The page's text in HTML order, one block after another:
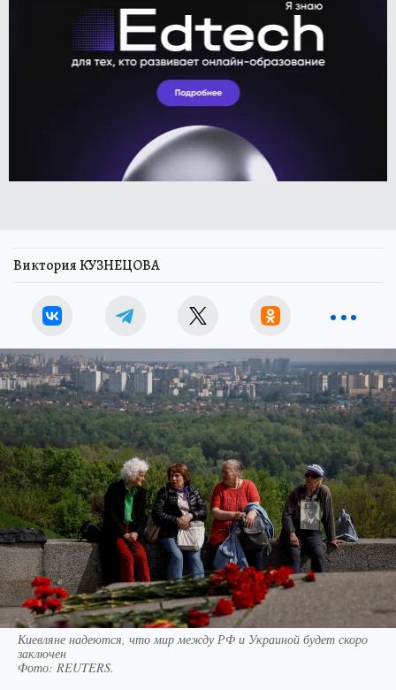
Виктория КУЗНЕЦОВА
Киевляне надеются, что мир между РФ и Украиной будет скоро
заключен
Фото: REUTERS.